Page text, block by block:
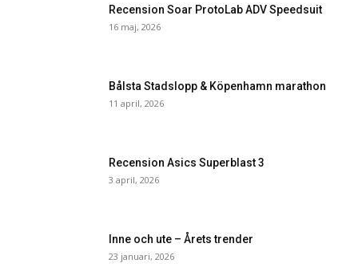
Recension Soar ProtoLab ADV Speedsuit
16 maj, 2026
Bålsta Stadslopp & Köpenhamn marathon
11 april, 2026
Recension Asics Superblast 3
3 april, 2026
Inne och ute – Årets trender
23 januari, 2026